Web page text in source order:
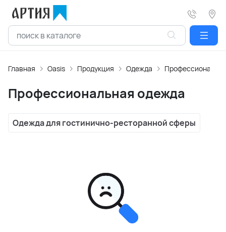
Главная Oasis Продукция Одежда
Профессиональная одежда
Одежда для гостинично-ресторанной сферы